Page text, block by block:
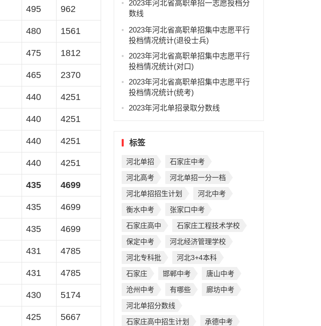
495 962
480 1561
475 1812
465 2370
440 4251
440 4251
440 4251
440 4251
435 4699
435 4699
435 4699
431 4785
431 4785
430 5174
425 5667
2023年河北省高职单招一志愿投档分
数线
2023年河北省高职单招集中志愿平行
投档情况统计(退役士兵)
2023年河北省高职单招集中志愿平行
投档情况统计(对口)
2023年河北省高职单招集中志愿平行
投档情况统计(统考)
2023年河北单招录取分数线
标签
河北单招
石家庄中考
河北高考
河北单招一分一档
河北单招招生计划
河北中考
衡水中考
张家口中考
石家庄高中
石家庄工程技术学校
保定中考
河北经济管理学校
河北专科批
河北3+4本科
石家庄
邯郸中考
唐山中考
沧州中考
有哪些
廊坊中考
河北单招分数线
石家庄高中招生计划
承德中考